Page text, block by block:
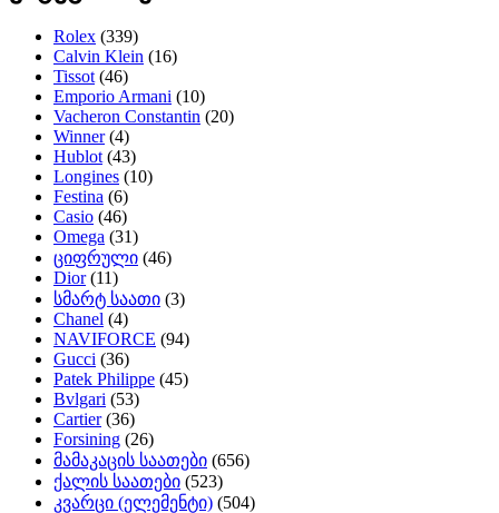
Rolex (339)
Calvin Klein (16)
Tissot (46)
Emporio Armani (10)
Vacheron Constantin (20)
Winner (4)
Hublot (43)
Longines (10)
Festina (6)
Casio (46)
Omega (31)
ციფრული (46)
Dior (11)
სმარტ საათი (3)
Chanel (4)
NAVIFORCE (94)
Gucci (36)
Patek Philippe (45)
Bvlgari (53)
Cartier (36)
Forsining (26)
მამაკაცის საათები (656)
ქალის საათები (523)
კვარცი (ელემენტი) (504)